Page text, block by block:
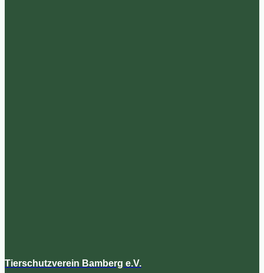
Tierschutzverein Bamberg e.V.